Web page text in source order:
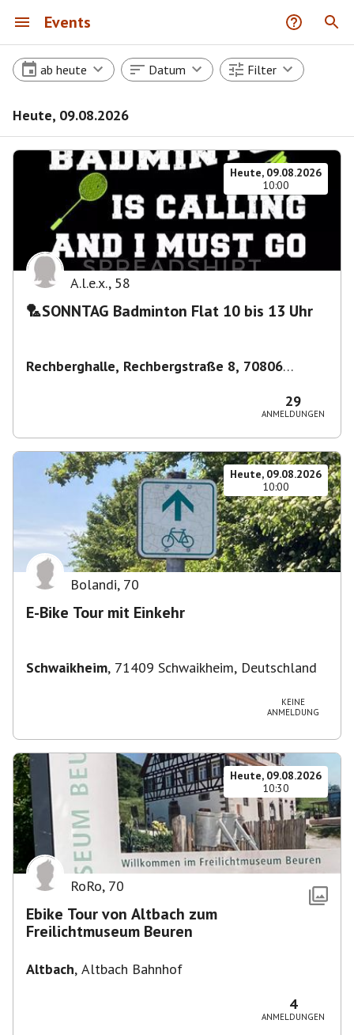
Events
ab heute Datum Filter
Heute, 09.08.2026
Heute, 09.08.2026
10:00
A.l.e.x., 58
🏸SONNTAG Badminton Flat 10 bis 13 Uhr
Rechberghalle, Rechbergstraße 8, 70806
29
ANMELDUNGEN
Heute, 09.08.2026
10:00
Bolandi, 70
E-Bike Tour mit Einkehr
Schwaikheim, 71409 Schwaikheim, Deutschland
KEINE
ANMELDUNG
Heute, 09.08.2026
10:30
RoRo, 70
Ebike Tour von Altbach zum
Freilichtmuseum Beuren
Altbach, Altbach Bahnhof
4
ANMELDUNGEN